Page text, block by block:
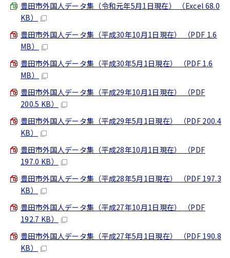
豊田市外国人データ集（令和元年5月1日現在） （Excel 68.0
KB）
豊田市外国人データ集（平成30年10月1日現在） （PDF 1.6
MB）
豊田市外国人データ集（平成30年5月1日現在） （PDF 1.6
MB）
豊田市外国人データ集（平成29年10月1日現在） （PDF
200.5 KB）
豊田市外国人データ集（平成29年5月1日現在） （PDF 200.4
KB）
豊田市外国人データ集（平成28年10月1日現在） （PDF
197.0 KB）
豊田市外国人データ集（平成28年5月1日現在） （PDF 197.3
KB）
豊田市外国人データ集（平成27年10月1日現在） （PDF
192.7 KB）
豊田市外国人データ集（平成27年5月1日現在） （PDF 190.8
KB）